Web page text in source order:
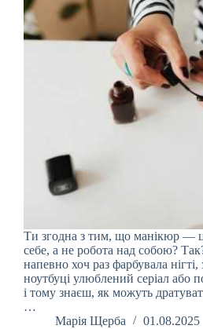
Ти згодна з тим, що манікюр —
себе, а не робота над собою?
напевно хоч раз фарбувала
ноутбуці улюблений серіал або
і тому знаєш, як можуть
…
Марія Щерба
01.08.2025